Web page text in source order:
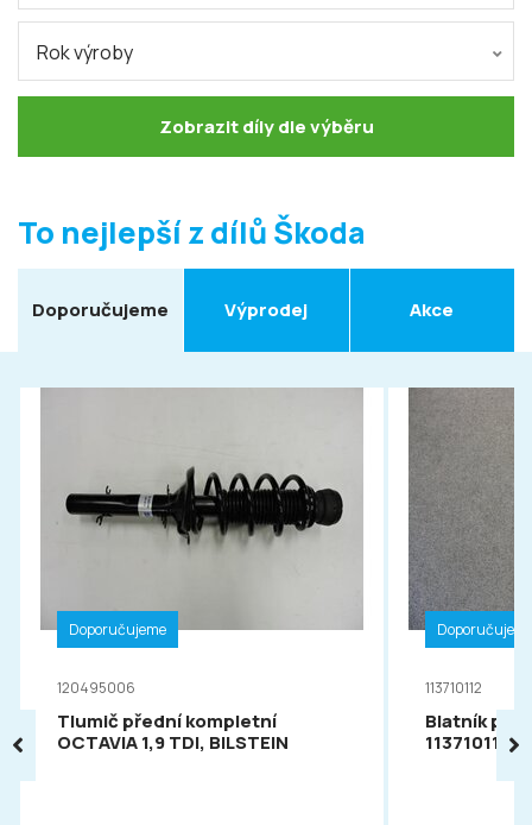
Rok výroby
Zobrazit díly dle výběru
To nejlepší z dílů Škoda
Doporučujeme Výprodej Akce
Doporučujeme
120495006
Tlumič přední kompletní
OCTAVIA 1,9 TDI, BILSTEIN
113710112
Blatník
113710112